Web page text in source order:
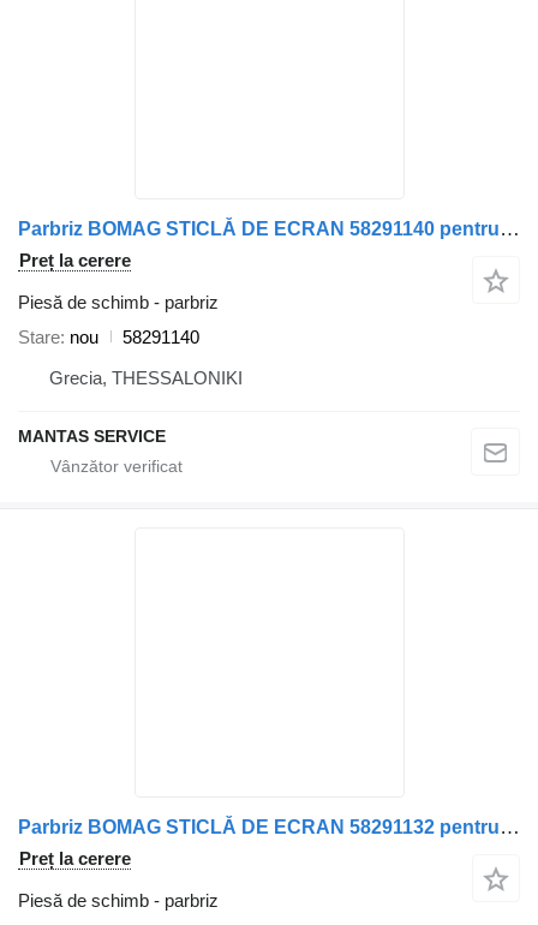
Parbriz BOMAG STICLĂ DE ECRAN 58291140 pentru camion BOMAG
Preț la cerere
Piesă de schimb - parbriz
Stare nou
58291140
Grecia, THESSALONIKI
MANTAS SERVICE
Parbriz BOMAG STICLĂ DE ECRAN 58291132 pentru camion BOMAG
Preț la cerere
Piesă de schimb - parbriz